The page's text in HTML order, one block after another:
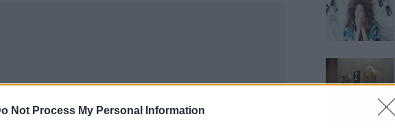
Not Process My Personal Information